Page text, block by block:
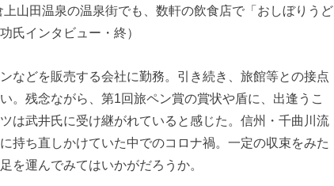
山田温泉の温泉街でも、数軒の飲食店で「おしぼりうど
氏インタビュー・終）
などを販売する会社に勤務。引き続き、旅館等との接点
。残念ながら、第1回旅ペン賞の賞状や盾に、出逢うこ
は武井氏に受け継がれていると感じた。信州・千曲川流
持ち直しかけていた中でのコロナ禍。一定の収束をみた
を運んでみてはいかがだろうか。